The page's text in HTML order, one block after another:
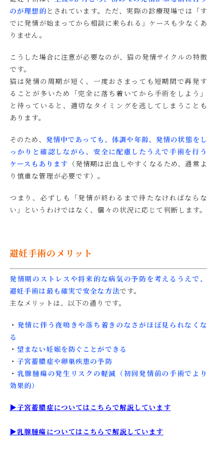
のが理想的 とされています。ただ、実際の診療現場では「す
でに発情が始まってから相談に来られる」ケースも少なくあ
りません。
こうした場合に注意が必要なのが、猫の発情サイクルの特徴
です。
猫は発情の周期が短く、一度おさまっても短期間で再発す
ることが多いため「完全に落ち着いてから手術をしよう」
と待っていると、適切なタイミングを逃してしまうことも
あります。
そのため、 発情中であっても、体調や年齢、発情の状態をし
っかりと確認しながら、安全に配慮したうえで手術を行う
ケースもあります （発情期は出血しやすくなるため、通常よ
り慎重な管理が必要です）。
つまり、必ずしも「発情が終わるまで待たなければならな
い」というわけではなく、個々の状況に応じて判断します。
避妊手術のメリット
発情期のストレスや将来的な病気の予防を考えるうえで、
避妊手術は最も確実で安全な方法です。
主なメリットは、以下の通りです。
・ 発情に伴う夜鳴きや落ち着きのなさがほぼ見られなくな
る
・望まない妊娠を防ぐことができる
・子宮蓄膿症や卵巣疾患の予防
・ 乳腺腫瘍の発生リスクの軽減（初回発情前の手術でより
効果的）
▶︎子宮蓄膿症についてはこちらで解説しています
▶︎乳腺腫瘍についてはこちらで解説しています